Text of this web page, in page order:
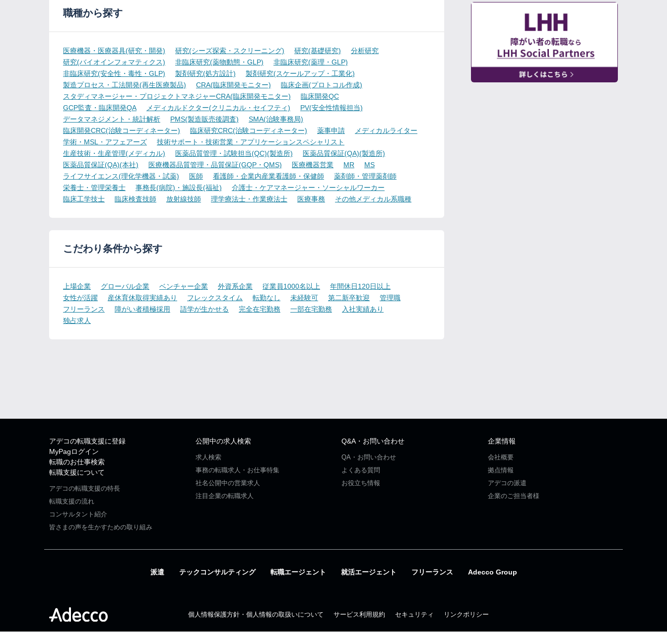
職種から探す
医療機器・医療器具(研究・開発) 研究(シーズ探索・スクリーニング) 研究(基礎研究)
分析研究
研究(バイオインフォマティクス)
非臨床研究(薬物動態・GLP)
非臨床研究(薬理・GLP)
非臨床研究(安全性・毒性・GLP)
製剤研究(処方設計)
製剤研究(スケールアップ・工業化)
製造プロセス・工法開発(再生医療製品)
CRA(臨床開発モニター)
臨床企画(プロトコル作成)
スタディマネージャー・プロジェクトマネジャーCRA(臨床開発モニター)
臨床開発QC
GCP監査・臨床開発QA
メディカルドクター(クリニカル・セイフティ)
PV(安全性情報担当)
データマネジメント・統計解析
PMS(製造販売後調査)
SMA(治験事務局)
臨床開発CRC(治験コーディネーター)
臨床研究CRC(治験コーディネーター) 薬事申請
メディカルライター
学術・MSL・アフェアーズ
技術サポート・技術営業・アプリケーションスペシャリスト
生産技術・生産管理(メディカル)
医薬品質管理・試験担当(QC)(製造所)
医薬品質保証(QA)(製造所)
医薬品質保証(QA)(本社)
医療機器品質管理・品質保証(GQP・QMS) 医療機器営業 MR
MS
ライフサイエンス(理化学機器・試薬)
医師 看護師・企業内産業看護師・保健師
薬剤師・管理薬剤師
栄養士・管理栄養士
事務長(病院)・施設長(福祉)
介護士・ケアマネージャー・ソーシャルワーカー
臨床工学技士
臨床検査技師 放射線技師 理学療法士・作業療法士 医療事務 その他メディカル系職種
こだわり条件から探す
上場企業 グローバル企業 ベンチャー企業 外資系企業 従業員1000名以上
年間休日120日以上
女性が活躍
産休育休取得実績あり フレックスタイム 転勤なし 未経験可 第二新卒歓迎
管理職
フリーランス
障がい者積極採用 語学が生かせる 完全在宅勤務 一部在宅勤務
入社実績あり
独占求人
アデコの転職支援に登録
MyPagログイン
転職のお仕事検索
転職支援について
アデコの転職支援の特長
転職支援の流れ
コンサルタント紹介
皆さまの声を生かすための取り組み
公開中の求人検索
求人検索
事務の転職求人・お仕事特集
社名公開中の営業求人
注目企業の転職求人
Q&A・お問い合わせ
QA・お問い合わせ
よくある質問
お役立ち情報
企業情報
会社概要
拠点情報
アデコの派遣
企業のご担当者様
派遣 テックコンサルティング 転職エージェント 就活エージェント フリーランス Adecco Group
個人情報保護方針・個人情報の取扱いについて サービス利用規約 セキュリティ リンクポリシー